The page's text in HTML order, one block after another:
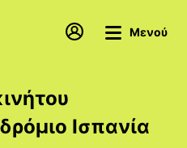
Μενού
Ισπανία